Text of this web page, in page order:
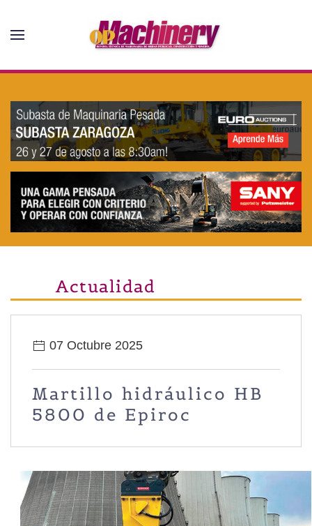
Skip to main content
Actualidad
07 Octubre 2025
Martillo hidráulico HB
5800 de Epiroc